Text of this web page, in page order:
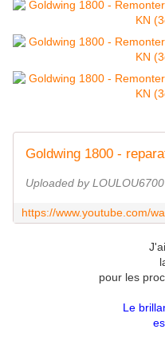
Goldwing 1800 -
Uploaded by
pour les
Le